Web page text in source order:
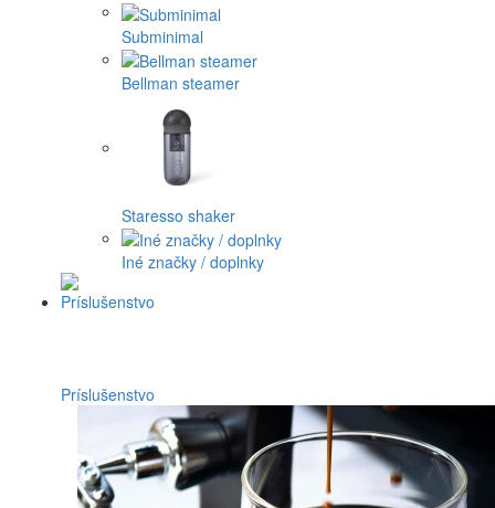
Subminimal
Bellman steamer
Staresso shaker
Iné značky / doplnky
Príslušenstvo